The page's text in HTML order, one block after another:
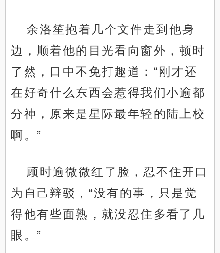
余洛笙抱着几个文件走到他身
边，顺着他的目光看向窗外，顿时
了然，口中不免打趣道：“刚才还
在好奇什么东西会惹得我们小逾都
分神，原来是星际最年轻的陆上校
啊。”
顾时逾微微红了脸，忍不住开口
为自己辩驳，“没有的事，只是觉
得他有些面熟，就没忍住多看了几
眼。”